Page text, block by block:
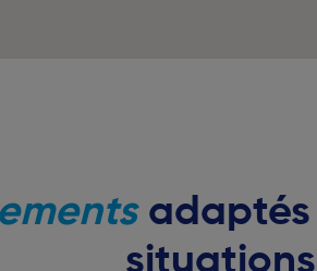
adaptés
situations